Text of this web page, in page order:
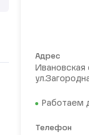
Адрес
Ивановская
Работаем
Телефон